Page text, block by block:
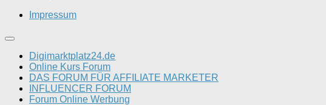
Impressum
Digimarktplatz24.de
Online Kurs Forum
DAS FORUM FÜR AFFILIATE MARKETER
INFLUENCER FORUM
Forum Online Werbung